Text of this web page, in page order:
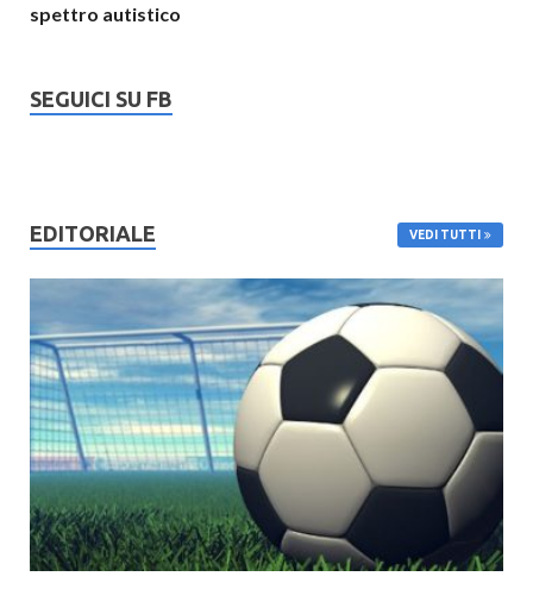
spettro autistico
SEGUICI SU FB
EDITORIALE VEDI TUTTI